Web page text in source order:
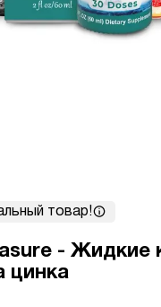
товар!
- Жидкие
цинка